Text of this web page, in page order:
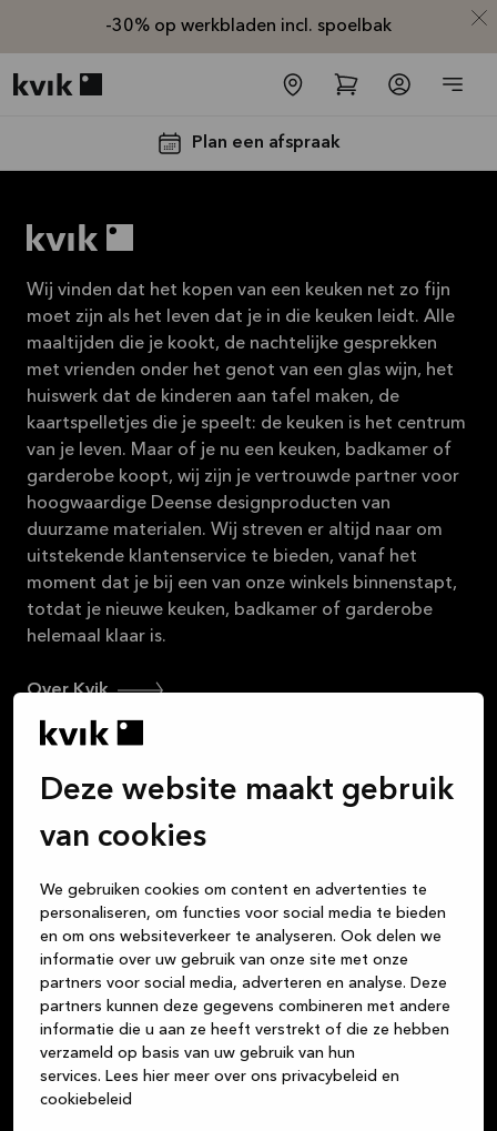
Deze website maakt gebruik
van cookies
We gebruiken cookies om content en advertenties te
personaliseren, om functies voor social media te bieden
en om ons websiteverkeer te analyseren. Ook delen we
informatie over uw gebruik van onze site met onze
partners voor social media, adverteren en analyse. Deze
partners kunnen deze gegevens combineren met andere
informatie die u aan ze heeft verstrekt of die ze hebben
verzameld op basis van uw gebruik van hun
services. Lees hier meer over ons privacybeleid en
cookiebeleid
-30% op werkbladen incl. spoelbak
Plan een afspraak
-30% op alle
werkbladen
incl. spoelbak
en kraan*
Aanbieding is geldig tot
16-08-2026
Bekijk
aanbieding
Wij vinden dat het kopen van een keuken net zo fijn
moet zijn als het leven dat je in die keuken leidt. Alle
maaltijden die je kookt, de nachtelijke gesprekken
met vrienden onder het genot van een glas wijn, het
huiswerk dat de kinderen aan tafel maken, de
kaartspelletjes die je speelt: de keuken is het centrum
van je leven. Maar of je nu een keuken, badkamer of
garderobe koopt, wij zijn je vertrouwde partner voor
hoogwaardige Deense designproducten van
duurzame materialen. Wij streven er altijd naar om
uitstekende klantenservice te bieden, vanaf het
moment dat je bij een van onze winkels binnenstapt,
totdat je nieuwe keuken, badkamer of garderobe
helemaal klaar is.
Over Kvik
Inloggen op MyKvik
Winkel zoeken
Meld je aan voor onze